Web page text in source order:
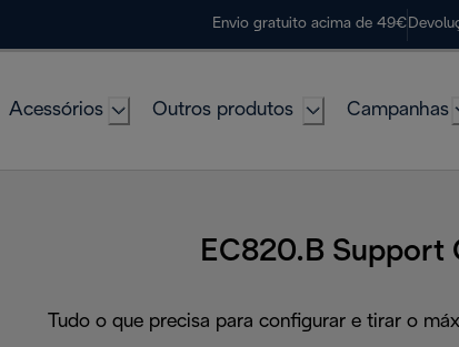
Envio gratuito acima de 49€
Acessórios Outros produtos Campanhas
EC820.B Support
Tudo o que precisa para configurar e tirar o